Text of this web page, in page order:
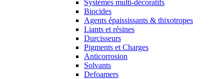
Systèmes multi-décoratifs
Biocides
Agents épaississants & thixotropes
Liants et résines
Durcisseurs
Pigments et Charges
Anticorrosion
Solvants
Defoamers